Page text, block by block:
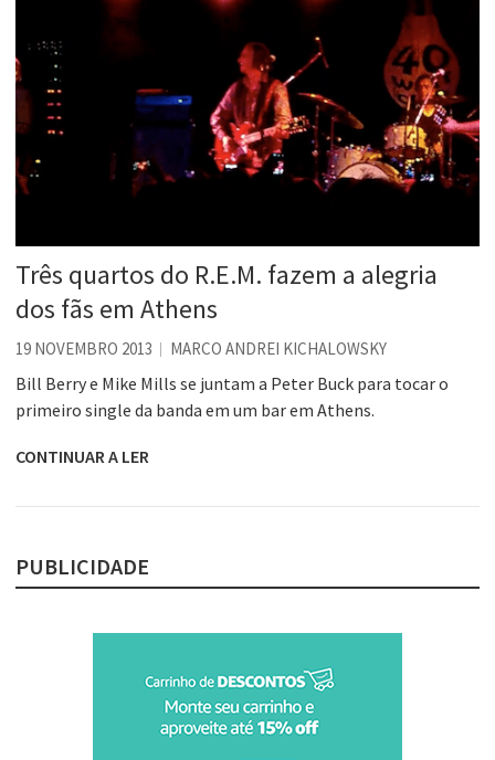
Voto obrigatório é correto?
Se queres salvar o mundo, o veganismo não é a resposta
Três quartos do R.E.M. fazem a alegria
dos fãs em Athens
19 NOVEMBRO 2013 MARCO ANDREI KICHALOWSKY
Bill Berry e Mike Mills se juntam a Peter Buck para tocar o
primeiro single da banda em um bar em Athens.
CONTINUAR A LER
PUBLICIDADE